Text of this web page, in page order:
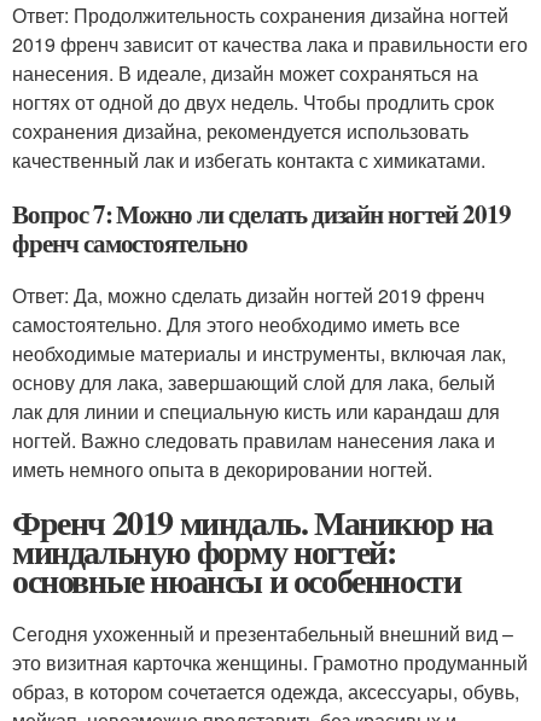
Ответ: Продолжительность сохранения дизайна ногтей
2019 френч зависит от качества лака и правильности его
нанесения. В идеале, дизайн может сохраняться на
ногтях от одной до двух недель. Чтобы продлить срок
сохранения дизайна, рекомендуется использовать
качественный лак и избегать контакта с химикатами.
Вопрос 7: Можно ли сделать дизайн ногтей 2019
френч самостоятельно
Ответ: Да, можно сделать дизайн ногтей 2019 френч
самостоятельно. Для этого необходимо иметь все
необходимые материалы и инструменты, включая лак,
основу для лака, завершающий слой для лака, белый
лак для линии и специальную кисть или карандаш для
ногтей. Важно следовать правилам нанесения лака и
иметь немного опыта в декорировании ногтей.
Френч 2019 миндаль. Маникюр на
миндальную форму ногтей:
основные нюансы и особенности
Сегодня ухоженный и презентабельный внешний вид –
это визитная карточка женщины. Грамотно продуманный
образ, в котором сочетается одежда, аксессуары, обувь,